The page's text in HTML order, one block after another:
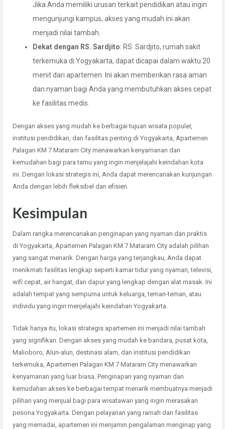
Jika Anda memiliki urusan terkait pendidikan atau ingin
mengunjungi kampus, akses yang mudah ini akan
menjadi nilai tambah.
Dekat dengan RS. Sardjito: RS. Sardjito, rumah sakit
terkemuka di Yogyakarta, dapat dicapai dalam waktu 20
menit dari apartemen. Ini akan memberikan rasa aman
dan nyaman bagi Anda yang membutuhkan akses cepat
ke fasilitas medis.
Dengan akses yang mudah ke berbagai tujuan wisata populer,
institusi pendidikan, dan fasilitas penting di Yogyakarta, Apartemen
Palagan KM 7 Mataram City menawarkan kenyamanan dan
kemudahan bagi para tamu yang ingin menjelajahi keindahan kota
ini. Dengan lokasi strategis ini, Anda dapat merencanakan kunjungan
Anda dengan lebih fleksibel dan efisien.
Kesimpulan
Dalam rangka merencanakan penginapan yang nyaman dan praktis
di Yogyakarta, Apartemen Palagan KM 7 Mataram City adalah pilihan
yang sangat menarik. Dengan harga yang terjangkau, Anda dapat
menikmati fasilitas lengkap seperti kamar tidur yang nyaman, televisi,
wifi cepat, air hangat, dan dapur yang lengkap dengan alat masak. Ini
adalah tempat yang sempurna untuk keluarga, teman-teman, atau
individu yang ingin menjelajahi keindahan Yogyakarta.
Tidak hanya itu, lokasi strategis apartemen ini menjadi nilai tambah
yang signifikan. Dengan akses yang mudah ke bandara, pusat kota,
Malioboro, Alun-alun, destinasi alam, dan institusi pendidikan
terkemuka, Apartemen Palagan KM 7 Mataram City menawarkan
kenyamanan yang luar biasa. Penginapan yang nyaman dan
kemudahan akses ke berbagai tempat menarik membuatnya menjadi
pilihan yang menjual bagi para wisatawan yang ingin merasakan
pesona Yogyakarta. Dengan pelayanan yang ramah dan fasilitas
yang memadai, apartemen ini menjamin pengalaman menginap yang